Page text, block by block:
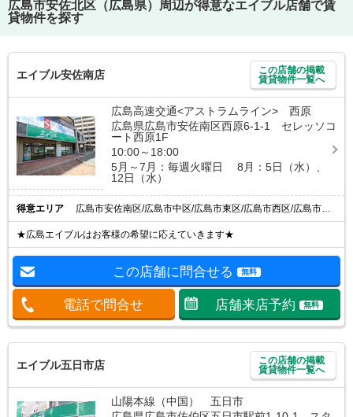
広島市安佐北区（広島県）
周辺が得意なエイブル店舗で賃
貸物件を探す
エイブル安佐南店
この店舗の掲載
賃貸物件一覧へ
広島高速交通<アストラムライン> 西原
広島県広島市安佐南区西原6-1-1 セレッソコ
ート西原1F
10:00～18:00
5月～7月：毎週火曜日 8月：5日（水）、
12日（水）
得意エリア 広島市安佐南区/広島市中区/広島市東区/広島市西区/広島市安佐北区
★広島エイブルはお客様の希望に応えていきます★
この店舗に問合せる 無料
電話で問合せ 店舗来店予約 無料
エイブル五日市店
この店舗の掲載
賃貸物件一覧へ
山陽本線（中国） 五日市